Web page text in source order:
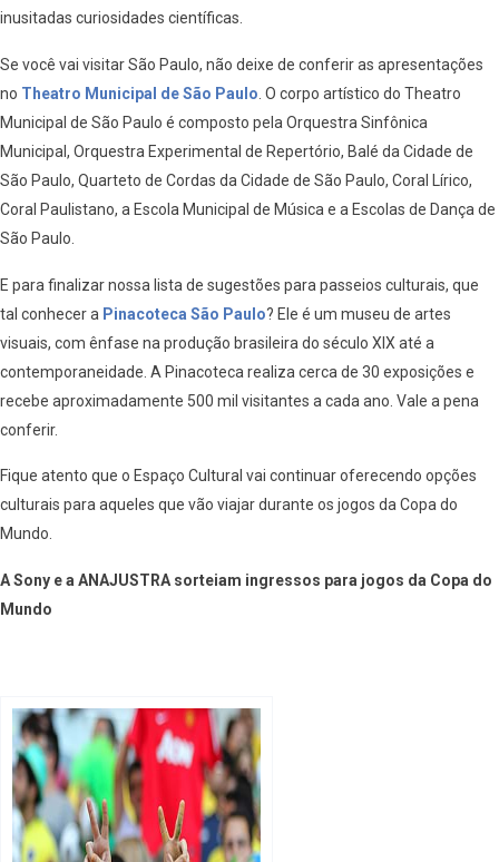
inusitadas curiosidades científicas.
Se você vai visitar São Paulo, não deixe de conferir as apresentações
no Theatro Municipal de São Paulo . O corpo artístico do Theatro
Municipal de São Paulo é composto pela Orquestra Sinfônica
Municipal, Orquestra Experimental de Repertório, Balé da Cidade de
São Paulo, Quarteto de Cordas da Cidade de São Paulo, Coral Lírico,
Coral Paulistano, a Escola Municipal de Música e a Escolas de Dança de
São Paulo.
E para finalizar nossa lista de sugestões para passeios culturais, que
tal conhecer a Pinacoteca São Paulo? Ele é um museu de artes
visuais, com ênfase na produção brasileira do século XIX até a
contemporaneidade. A Pinacoteca realiza cerca de 30 exposições e
recebe aproximadamente 500 mil visitantes a cada ano. Vale a pena
conferir.
Fique atento que o Espaço Cultural vai continuar oferecendo opções
culturais para aqueles que vão viajar durante os jogos da Copa do
Mundo.
A Sony e a ANAJUSTRA sorteiam ingressos para jogos da Copa do
Mundo